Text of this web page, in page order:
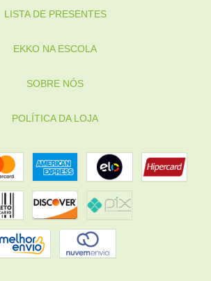
LISTA DE PRESENTES
EKKO NA ESCOLA
SOBRE NÓS
POLÍTICA DA LOJA